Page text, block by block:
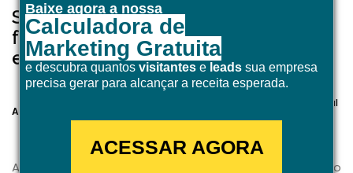
Baixe agora a nossa
Calculadora de
Marketing Gratuita
e descubra quantos visitantes e leads sua empresa
precisa gerar para alcançar a receita esperada.
ACESSAR AGORA
Saiba por que e como criar uma
fanpage no Facebook para a sua
empresa
Agência Incandescente
Marketing Digital
Antes de falarmos sobre como criar uma fanpage no